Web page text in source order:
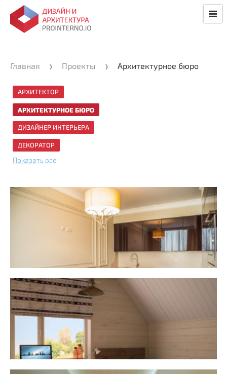
Главная Проекты Архитектурное бюро
АРХИТЕКТОР
АРХИТЕКТУРНОЕ БЮРО
ДИЗАЙНЕР ИНТЕРЬЕРА
ДЕКОРАТОР
Показать все